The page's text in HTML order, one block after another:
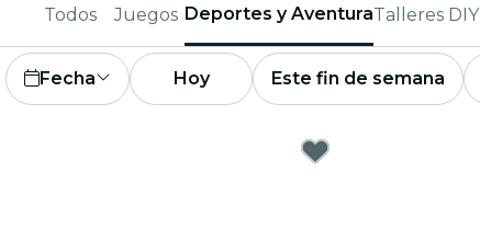
Todos Juegos Deportes y AventuraTalleres DIY
Fecha Hoy Este fin de semana